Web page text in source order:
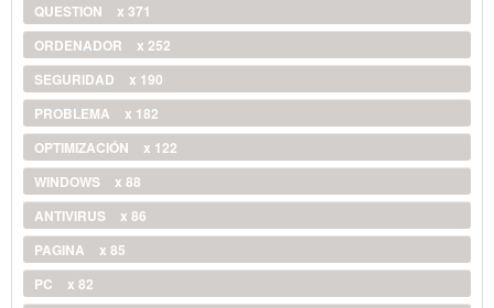
QUESTION
x 371
ORDENADOR
x 252
SEGURIDAD
x 190
PROBLEMA
x 182
OPTIMIZACIÓN
x 122
WINDOWS
x 88
ANTIVIRUS
x 86
PAGINA
x 85
PC
x 82